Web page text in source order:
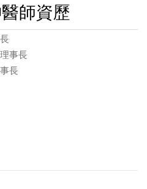
師資歷
事長
長